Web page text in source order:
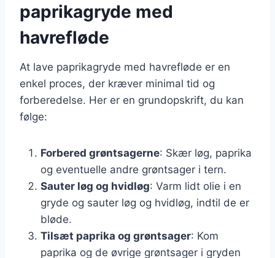
paprikagryde med
havrefløde
At lave paprikagryde med havrefløde er en
enkel proces, der kræver minimal tid og
forberedelse. Her er en grundopskrift, du kan
følge:
Forbered grøntsagerne: Skær løg, paprika
og eventuelle andre grøntsager i tern.
Sauter løg og hvidløg: Varm lidt olie i en
gryde og sauter løg og hvidløg, indtil de er
bløde.
Tilsæt paprika og grøntsager: Kom
paprika og de øvrige grøntsager i gryden